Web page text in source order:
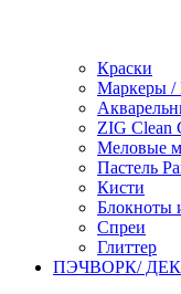
Краски
Маркеры /
ZIG
Меловые
Пастель
Кисти
Блокноты
Спреи
Глиттер
ПЭЧВОРК/